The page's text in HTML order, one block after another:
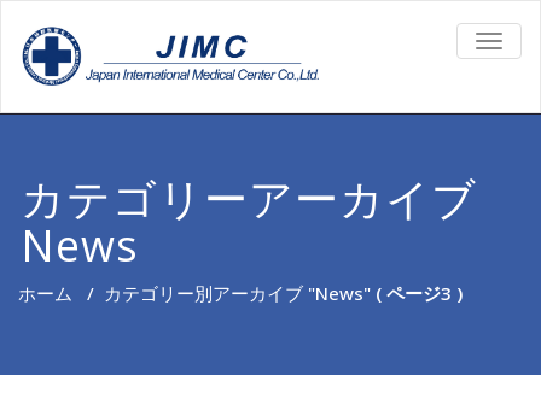
カテゴリーアーカイブ
News
ホーム / カテゴリー別アーカイブ "News" ( ページ3 )